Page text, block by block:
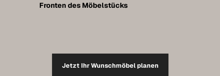
Fronten des Möbelstücks
Jetzt Ihr Wunschmöbel planen